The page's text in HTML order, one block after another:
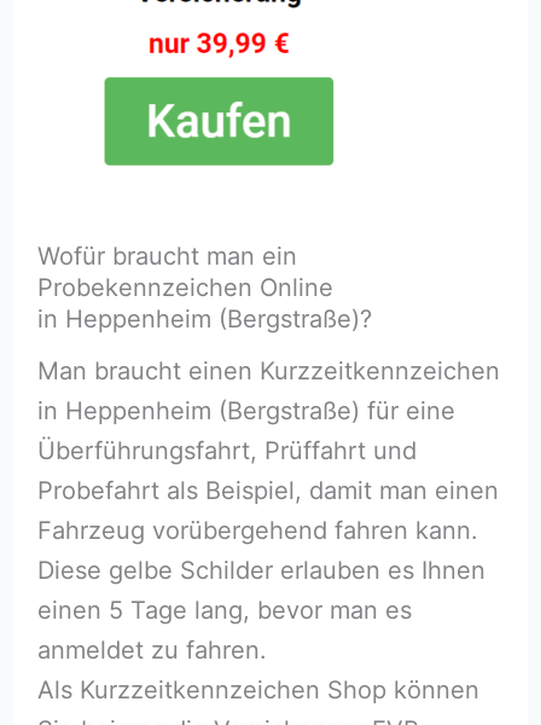
Wofür braucht man ein
Probekennzeichen Online
in Heppenheim (Bergstraße)?
Man braucht einen Kurzzeitkennzeichen
in Heppenheim (Bergstraße) für eine
Überführungsfahrt, Prüffahrt und
Probefahrt als Beispiel, damit man einen
Fahrzeug vorübergehend fahren kann.
Diese gelbe Schilder erlauben es Ihnen
einen 5 Tage lang, bevor man es
anmeldet zu fahren.
Als Kurzzeitkennzeichen Shop können